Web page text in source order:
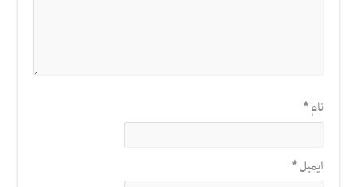
نام*
ایمیل*